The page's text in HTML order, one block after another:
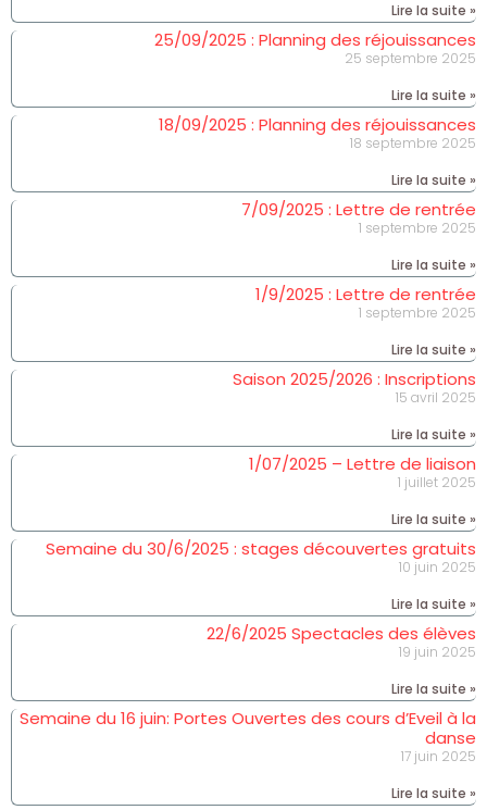
Lire la suite »
25/09/2025 : Planning des réjouissances
25 septembre 2025
Lire la suite »
18/09/2025 : Planning des réjouissances
18 septembre 2025
Lire la suite »
7/09/2025 : Lettre de rentrée
1 septembre 2025
Lire la suite »
1/9/2025 : Lettre de rentrée
1 septembre 2025
Lire la suite »
Saison 2025/2026 : Inscriptions
15 avril 2025
Lire la suite »
1/07/2025 – Lettre de liaison
1 juillet 2025
Lire la suite »
Semaine du 30/6/2025 : stages découvertes gratuits
10 juin 2025
Lire la suite »
22/6/2025 Spectacles des élèves
19 juin 2025
Lire la suite »
Semaine du 16 juin: Portes Ouvertes des cours d’Eveil à la
danse
17 juin 2025
Lire la suite »